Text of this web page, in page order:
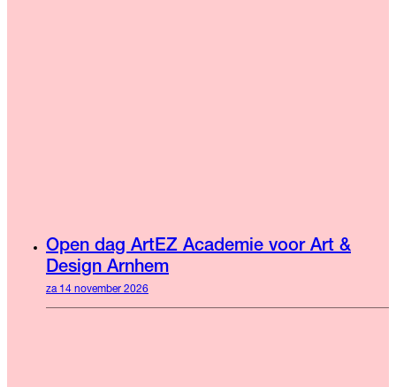
Open dag ArtEZ Academie voor Art &
Design Arnhem
za 14 november 2026